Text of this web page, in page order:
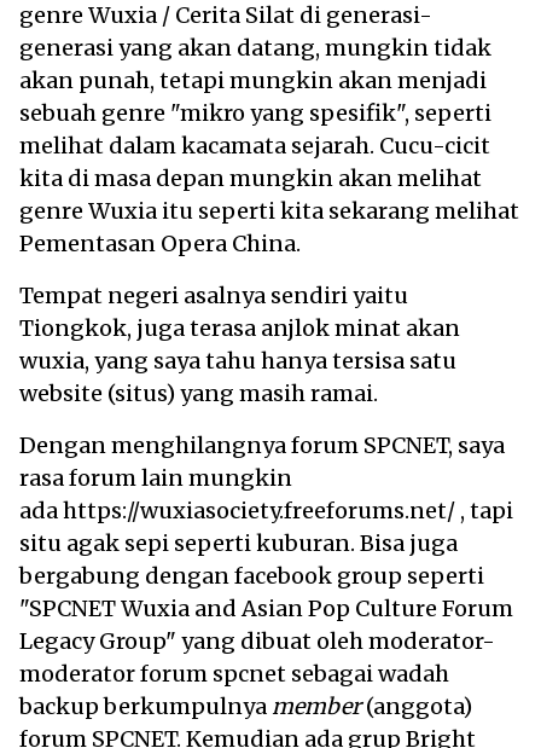
genre Wuxia / Cerita Silat di generasi-
generasi yang akan datang, mungkin tidak
akan punah, tetapi mungkin akan menjadi
sebuah genre "mikro yang spesifik", seperti
melihat dalam kacamata sejarah. Cucu-cicit
kita di masa depan mungkin akan melihat
genre Wuxia itu seperti kita sekarang melihat
Pementasan Opera China.
Tempat negeri asalnya sendiri yaitu
Tiongkok, juga terasa anjlok minat akan
wuxia, yang saya tahu hanya tersisa satu
website (situs) yang masih ramai.
Dengan menghilangnya forum SPCNET, saya
rasa forum lain mungkin
ada https://wuxiasociety.freeforums.net/ , tapi
situ agak sepi seperti kuburan. Bisa juga
bergabung dengan facebook group seperti
"SPCNET Wuxia and Asian Pop Culture Forum
Legacy Group" yang dibuat oleh moderator-
moderator forum spcnet sebagai wadah
backup berkumpulnya member(anggota)
forum SPCNET. Kemudian ada grup Bright